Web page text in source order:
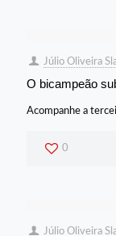
Júlio Oliveira
O bicampeão
Acompanhe a
0
Júlio Oliveira